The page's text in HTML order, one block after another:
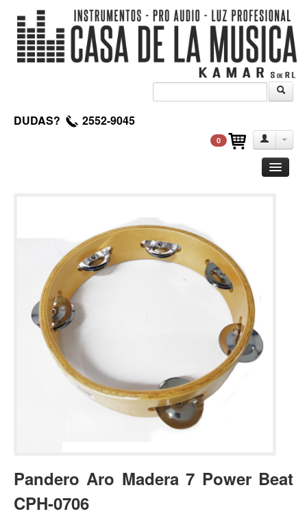
DUDAS? 2552-9045
0
Electrica
Amplificadores
Pedales de efectos
Estuches y fundas
Fajas y colgantes
Accesorios
Amplificadores
Pedales de efectos
Pandero Aro Madera 7 Power Beat
CPH-0706